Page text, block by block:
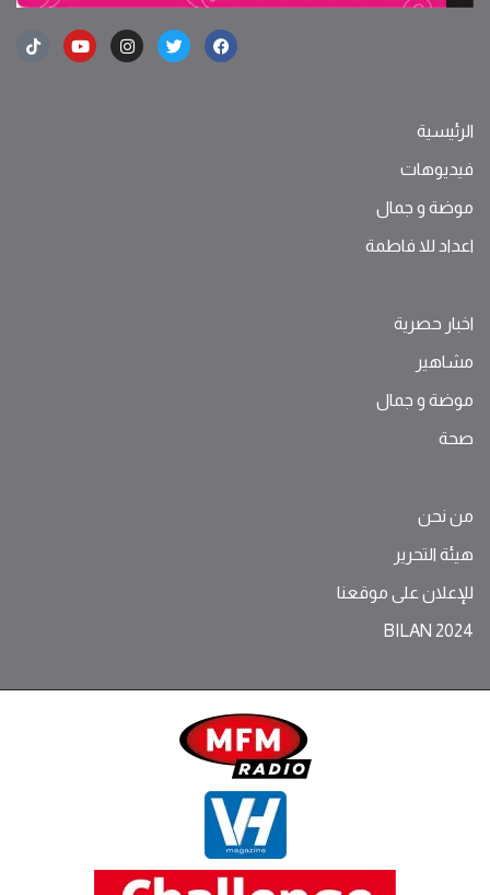
الرئيسية
فيديوهات
موضة ‫و‬ ‫‬‫جمال‬
اعداد للا فاطمة
اخبار حصرية
مشاهير
موضة ‫و‬ ‫‬‫جمال‬
صحة
من نحن
هيئة التحرير
للإعلان على موقعنا
BILAN 2024